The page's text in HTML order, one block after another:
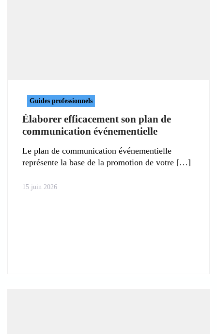
Guides professionnels
Élaborer efficacement son plan de
communication événementielle
Le plan de communication événementielle
représente la base de la promotion de votre
15 juin 2026